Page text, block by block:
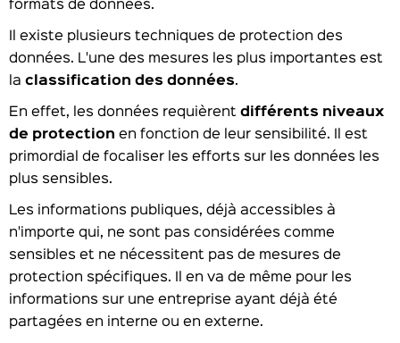
formats de données.
Il existe plusieurs techniques de protection des
données. L'une des mesures les plus importantes est
la classification des données.
En effet, les données requièrent différents niveaux
de protection en fonction de leur sensibilité. Il est
primordial de focaliser les efforts sur les données les
plus sensibles.
Les informations publiques, déjà accessibles à
n'importe qui, ne sont pas considérées comme
sensibles et ne nécessitent pas de mesures de
protection spécifiques. Il en va de même pour les
informations sur une entreprise ayant déjà été
partagées en interne ou en externe.